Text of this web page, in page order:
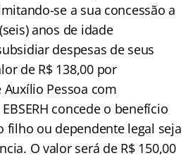
se a sua concessão a
anos de idade
despesas de seus
de R$ 138,00 por
Pessoa com
concede o benefício
filho ou dependente legal seja
O valor será de R$ 150,00